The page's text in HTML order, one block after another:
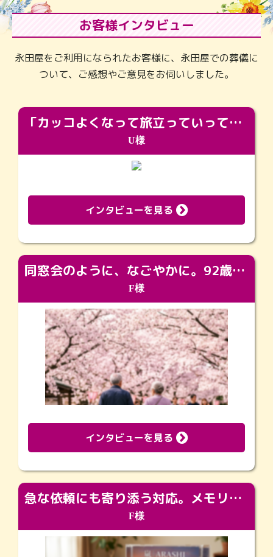
お客様インタビュー
永田屋をご利用になられたお客様に、永田屋での葬儀に
ついて、ご感想やご意見をお伺いしました。
「カッコよくなって旅立っていってくれました（笑）もっとカッコいいって言ってあげればよかったな」
U様
インタビューを見る
同窓会のように、なごやかに。92歳の旅立ちを彩った、再会と感謝の場
F様
インタビューを見る
急な依頼にも寄り添う対応。メモリアルコーナーで振り返る大切な日々
F様